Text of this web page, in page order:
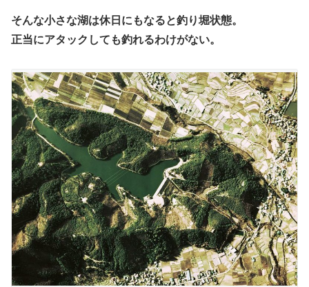
そんな小さな湖は休日にもなると釣り堀状態。
正当にアタックしても釣れるわけがない。